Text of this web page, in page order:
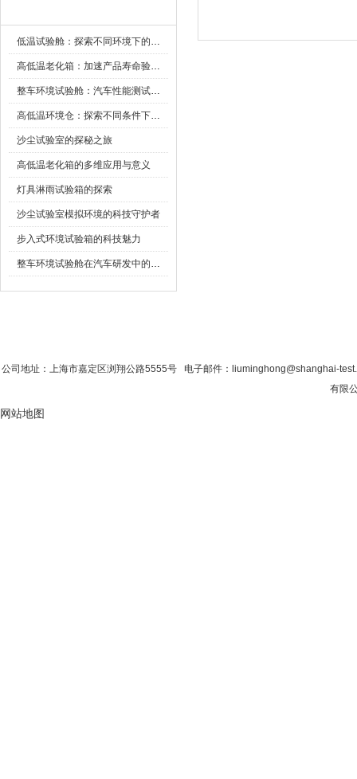
低温试验舱：探索不同环境下的科技边界
高低温老化箱：加速产品寿命验证的可靠伙伴
整车环境试验舱：汽车性能测试的设备
高低温环境仓：探索不同条件下的科学奥秘
沙尘试验室的探秘之旅
高低温老化箱的多维应用与意义
灯具淋雨试验箱的探索
沙尘试验室模拟环境的科技守护者
步入式环境试验箱的科技魅力
整车环境试验舱在汽车研发中的作用
公司地址：上海市嘉定区浏翔公路5555号 电子邮件：liuminghong@shanghai-
有限
网站地图